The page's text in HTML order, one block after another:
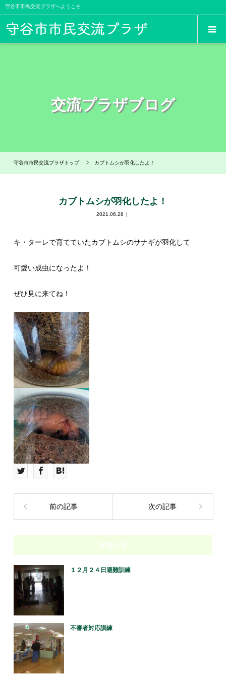
守谷市市民交流プラザへようこそ
交流プラザブログ
守谷市市民交流プラザトップ カブトムシが羽化したよ！
カブトムシが羽化したよ！
2021.06.28
キ・ターレで育てていたカブトムシのサナギが羽化して
可愛い成虫になったよ！
ぜひ見に来てね！
前の記事 次の記事
関連記事
１２月２４日避難訓練
不審者対応訓練